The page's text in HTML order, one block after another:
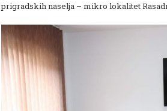
prigradskih naselja – mikro lokalitet